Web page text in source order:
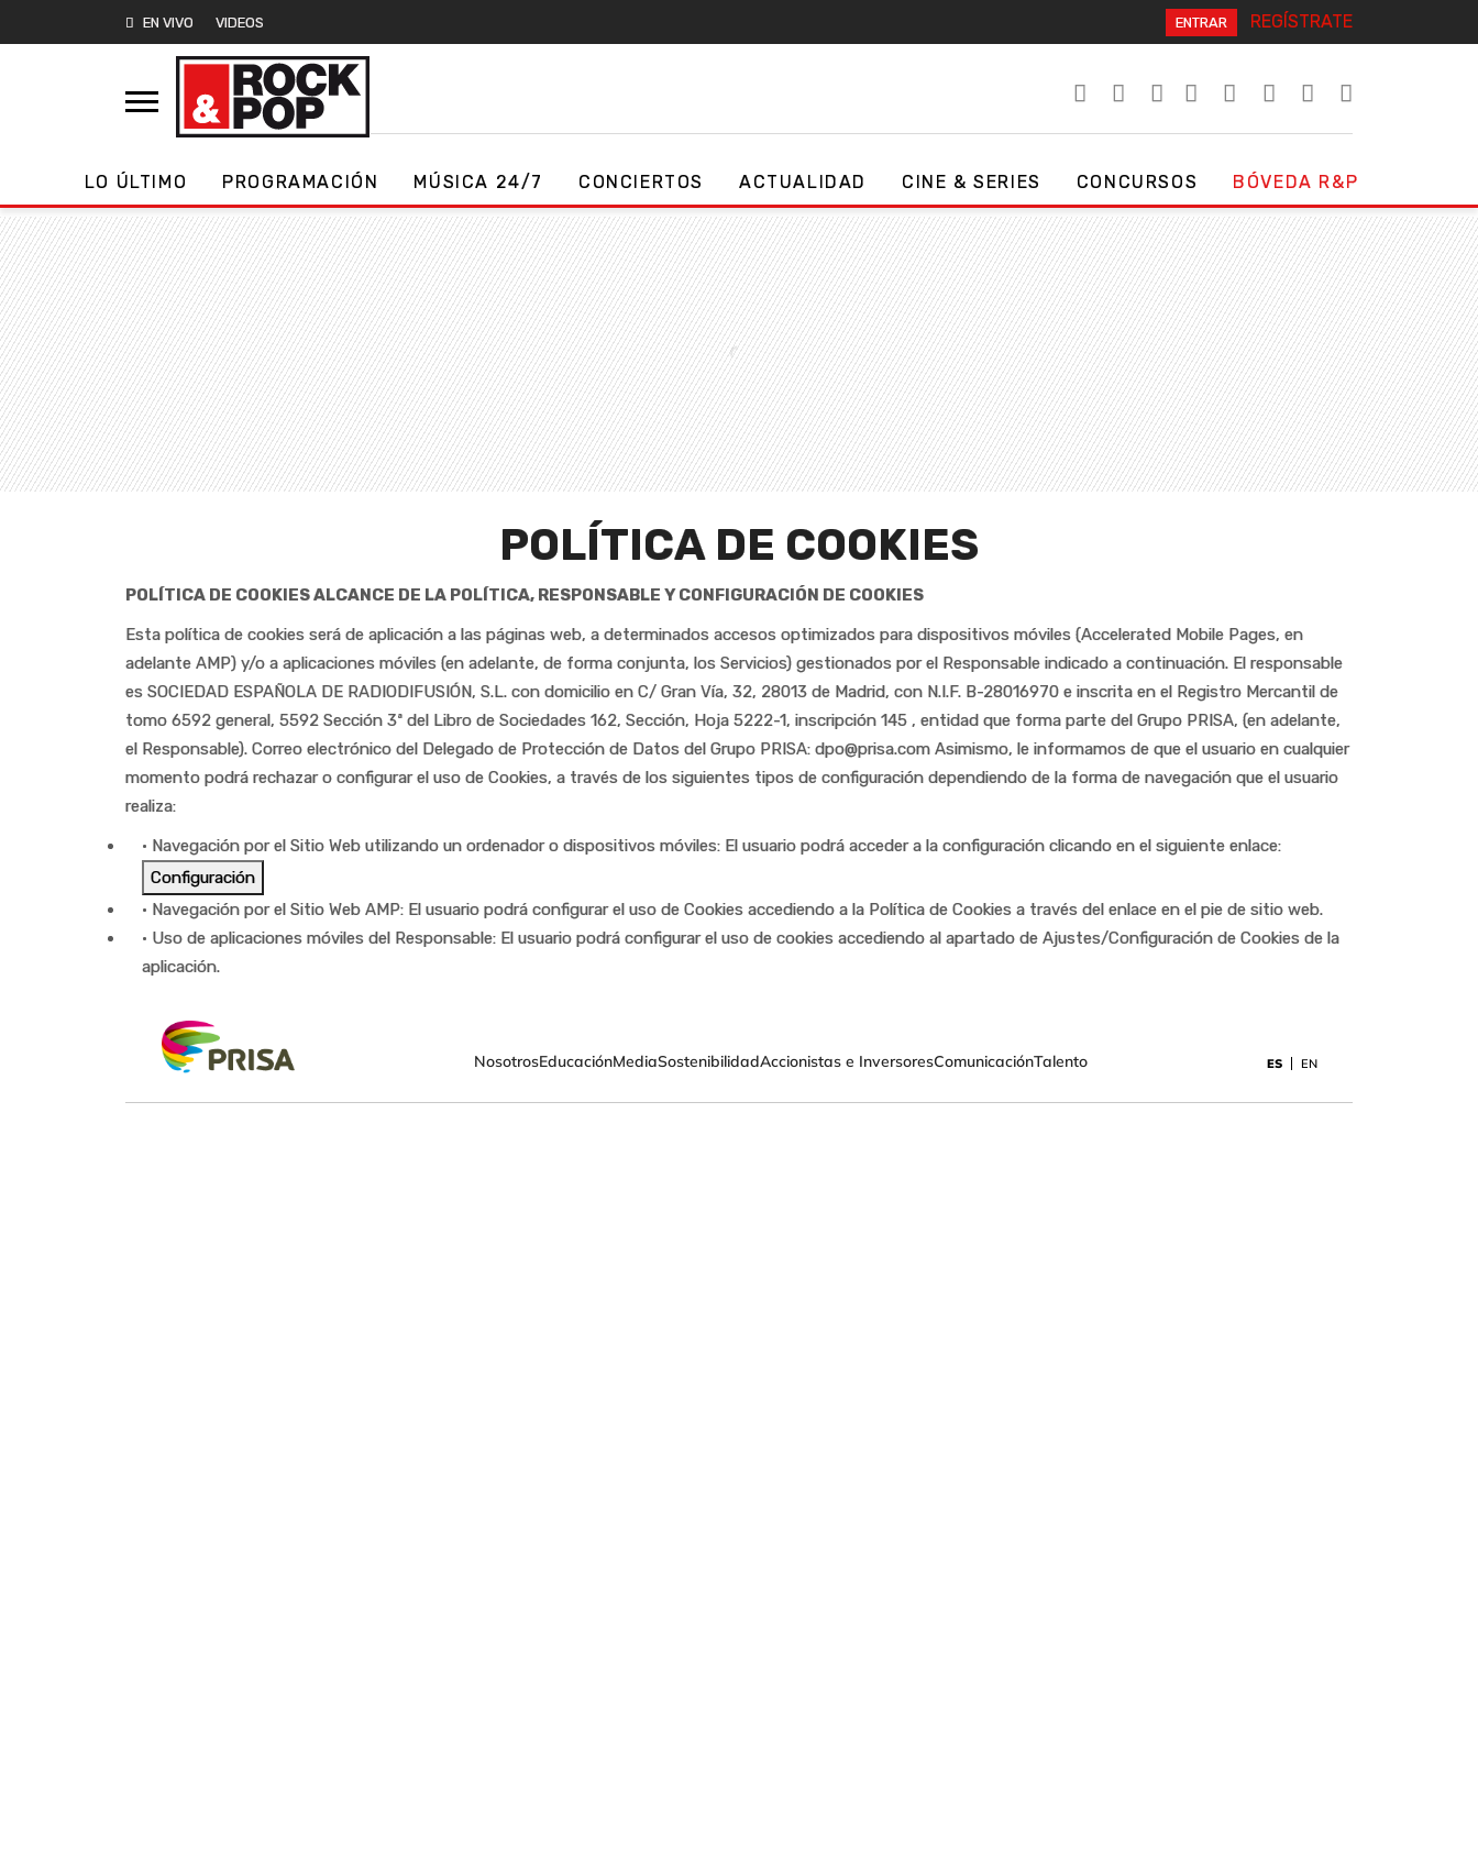
EN VIVO VIDEOS ENTRAR REGÍSTRATE
LO ÚLTIMO PROGRAMACIÓN MÚSICA 24/7 CONCIERTOS ACTUALIDAD CINE & SERIES CONCURSOS BÓVEDA R&P
POLÍTICA DE COOKIES
POLÍTICA DE COOKIES ALCANCE DE LA POLÍTICA, RESPONSABLE Y CONFIGURACIÓN DE COOKIES
Esta política de cookies será de aplicación a las páginas web, a determinados accesos optimizados para dispositivos móviles (Accelerated Mobile Pages, en
adelante AMP) y/o a aplicaciones móviles (en adelante, de forma conjunta, los Servicios) gestionados por el Responsable indicado a continuación. El responsable
es SOCIEDAD ESPAÑOLA DE RADIODIFUSIÓN, S.L. con domicilio en C/ Gran Vía, 32, 28013 de Madrid, con N.I.F. B-28016970 e inscrita en el Registro Mercantil de
tomo 6592 general, 5592 Sección 3ª del Libro de Sociedades 162, Sección, Hoja 5222-1, inscripción 145 , entidad que forma parte del Grupo PRISA, (en adelante,
el Responsable). Correo electrónico del Delegado de Protección de Datos del Grupo PRISA: dpo@prisa.com Asimismo, le informamos de que el usuario en cualquier
momento podrá rechazar o configurar el uso de Cookies, a través de los siguientes tipos de configuración dependiendo de la forma de navegación que el usuario
realiza:
• Navegación por el Sitio Web utilizando un ordenador o dispositivos móviles: El usuario podrá acceder a la configuración clicando en el siguiente enlace:
Configuración
• Navegación por el Sitio Web AMP: El usuario podrá configurar el uso de Cookies accediendo a la Política de Cookies a través del enlace en el pie de sitio web.
• Uso de aplicaciones móviles del Responsable: El usuario podrá configurar el uso de cookies accediendo al apartado de Ajustes/Configuración de Cookies de la
aplicación.